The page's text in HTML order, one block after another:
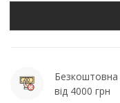
Безкоштовна
від 4000 грн